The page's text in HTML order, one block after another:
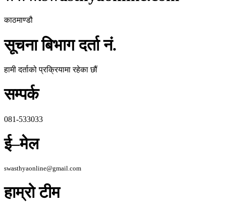
काठमाण्डौ
सूचना बिभाग दर्ता नं.
हामी दर्ताको प्रक्रियामा रहेका छौं
सम्पर्क
081-533033
ई–मेल
swasthyaonline@gmail.com
हाम्रो टीम